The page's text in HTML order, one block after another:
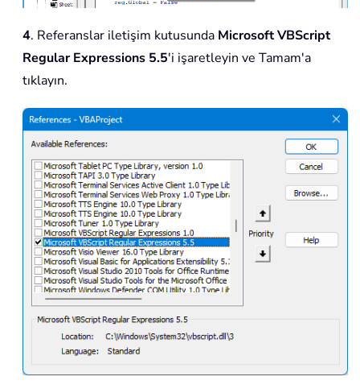
4. Referanslar iletişim kutusunda Microsoft VBScript
Regular Expressions 5.5'i işaretleyin ve Tamam'a
tıklayın.